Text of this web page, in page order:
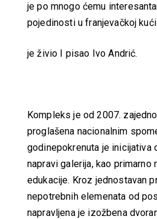
je po mnogo ćemu
pojedinosti u franjevačkoj
je živio I pisao Ivo Andrić.
Kompleks je od 2007.
proglašena nacionalnim
godinepokrenuta je inicijativa
napravi galerija, kao primarno
edukacije. Kroz jednostavan
nepotrebnih elemenata od
napravljena je izožbena